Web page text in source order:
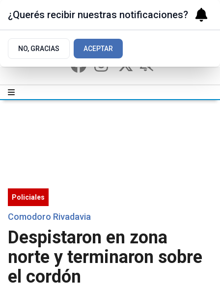
Policiales
Comodoro Rivadavia
Despistaron en zona
norte y terminaron sobre
el cordón
¿Querés recibir nuestras notificaciones?
NO, GRACIAS ACEPTAR